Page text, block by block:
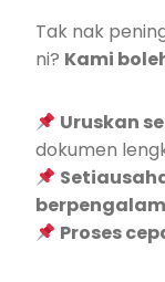
Tak nak
ni? Kami
Uruskan
dokumen
Proses